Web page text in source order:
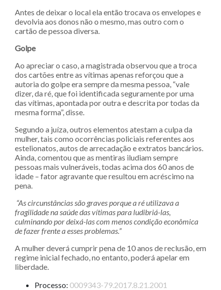
Antes de deixar o local ela então trocava os envelopes e
devolvia aos donos não o mesmo, mas outro com o
cartão de pessoa diversa.
Golpe
Ao apreciar o caso, a magistrada observou que a troca
dos cartões entre as vítimas apenas reforçou que a
autoria do golpe era sempre da mesma pessoa, “vale
dizer, da ré, que foi identificada seguramente por uma
das vítimas, apontada por outra e descrita por todas da
mesma forma”, disse.
Segundo a juíza, outros elementos atestam a culpa da
mulher, tais como ocorrências policiais referentes aos
estelionatos, autos de arrecadação e extratos bancários.
Ainda, comentou que as mentiras iludiam sempre
pessoas mais vulneráveis, todas acima dos 60 anos de
idade – fator agravante que resultou em acréscimo na
pena.
“As circunstâncias são graves porque a ré utilizava a
fragilidade na saúde das vítimas para ludibriá-las,
culminando por deixá-las com menos condição econômica
de fazer frente a esses problemas.”
A mulher deverá cumprir pena de 10 anos de reclusão, em
regime inicial fechado, no entanto, poderá apelar em
liberdade.
Processo: 0009343-79.2017.8.21.2001